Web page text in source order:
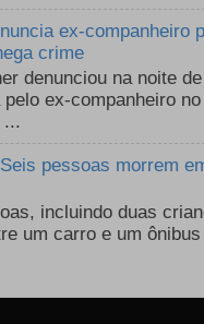
ex-companheiro
crime
denunciou na noite
pelo ex-companheiro
...
pessoas morrem
incluindo duas
um carro e um